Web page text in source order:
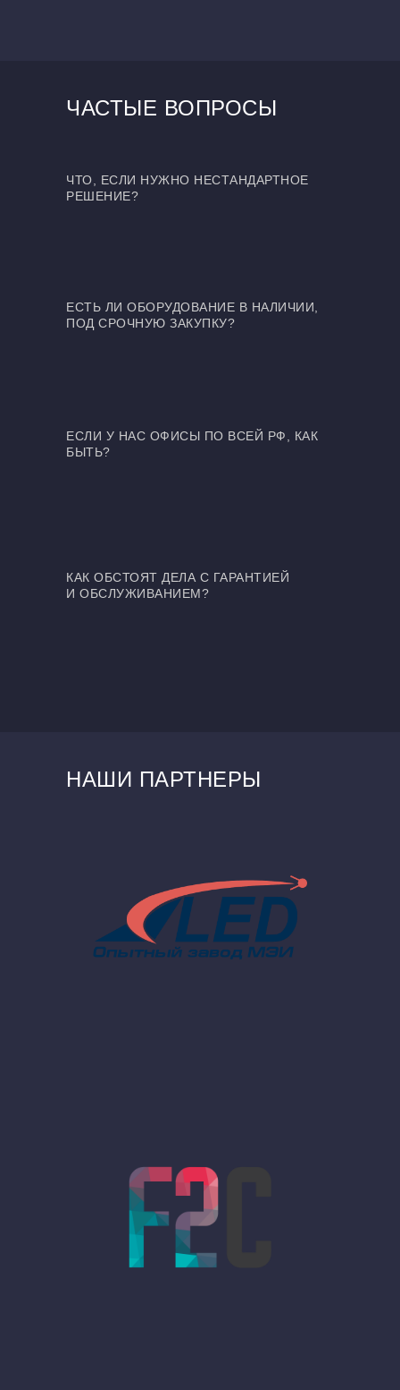
ЕСЛИ У НАС ОФИСЫ ПО ВСЕЙ РФ, КАК
БЫТЬ?
ЧТО, ЕСЛИ НУЖНО НЕСТАНДАРТНОЕ
РЕШЕНИЕ?
КАК ОБСТОЯТ ДЕЛА С ГАРАНТИЕЙ
И ОБСЛУЖИВАНИЕМ?
ЕСТЬ ЛИ ОБОРУДОВАНИЕ В НАЛИЧИИ,
ПОД СРОЧНУЮ ЗАКУПКУ?
ЧАСТЫЕ ВОПРОСЫ
НАШИ ПАРТНЕРЫ